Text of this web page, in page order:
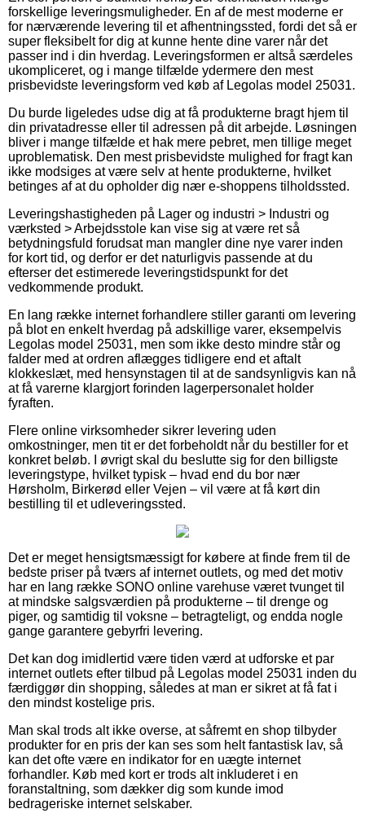
forskellige leveringsmuligheder. En af de mest moderne er
for nærværende levering til et afhentningssted, fordi det så er
super fleksibelt for dig at kunne hente dine varer når det
passer ind i din hverdag. Leveringsformen er altså særdeles
ukompliceret, og i mange tilfælde ydermere den mest
prisbevidste leveringsform ved køb af Legolas model 25031.
Du burde ligeledes udse dig at få produkterne bragt hjem til
din privatadresse eller til adressen på dit arbejde. Løsningen
bliver i mange tilfælde et hak mere pebret, men tillige meget
uproblematisk. Den mest prisbevidste mulighed for fragt kan
ikke modsiges at være selv at hente produkterne, hvilket
betinges af at du opholder dig nær e-shoppens tilholdssted.
Leveringshastigheden på Lager og industri > Industri og
værksted > Arbejdsstole kan vise sig at være ret så
betydningsfuld forudsat man mangler dine nye varer inden
for kort tid, og derfor er det naturligvis passende at du
efterser det estimerede leveringstidspunkt for det
vedkommende produkt.
En lang række internet forhandlere stiller garanti om levering
på blot en enkelt hverdag på adskillige varer, eksempelvis
Legolas model 25031, men som ikke desto mindre står og
falder med at ordren aflægges tidligere end et aftalt
klokkeslæt, med hensynstagen til at de sandsynligvis kan nå
at få varerne klargjort forinden lagerpersonalet holder
fyraften.
Flere online virksomheder sikrer levering uden
omkostninger, men tit er det forbeholdt når du bestiller for et
konkret beløb. I øvrigt skal du beslutte sig for den billigste
leveringstype, hvilket typisk – hvad end du bor nær
Hørsholm, Birkerød eller Vejen – vil være at få kørt din
bestilling til et udleveringssted.
Det er meget hensigtsmæssigt for købere at finde frem til de
bedste priser på tværs af internet outlets, og med det motiv
har en lang række SONO online varehuse været tvunget til
at mindske salgsværdien på produkterne – til drenge og
piger, og samtidig til voksne – betragteligt, og endda nogle
gange garantere gebyrfri levering.
Det kan dog imidlertid være tiden værd at udforske et par
internet outlets efter tilbud på Legolas model 25031 inden du
færdiggør din shopping, således at man er sikret at få fat i
den mindst kostelige pris.
Man skal trods alt ikke overse, at såfremt en shop tilbyder
produkter for en pris der kan ses som helt fantastisk lav, så
kan det ofte være en indikator for en uægte internet
forhandler. Køb med kort er trods alt inkluderet i en
foranstaltning, som dækker dig som kunde imod
bedrageriske internet selskaber.